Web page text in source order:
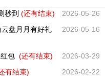
2026-05-26
秒到 (还有结束)
2026-05-16
盘月月有好礼
2026-03-29
包 (还有结束)
2026-02-22
有结束)